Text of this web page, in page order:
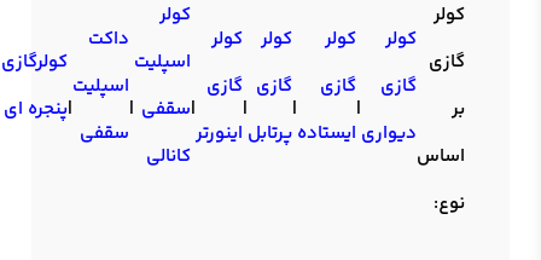
کولر
گازی
بر
اساس
نوع:
کولر
گازی
دیواری
|
کولر
گازی
ایستاده
|
کولر
گازی
پرتابل
|
کولر
گازی
اینورتر
|
کولر
اسپلیت
سقفی
کانالی
|
داکت
اسپلیت
سقفی
|
کولرگازی
پنجره ای